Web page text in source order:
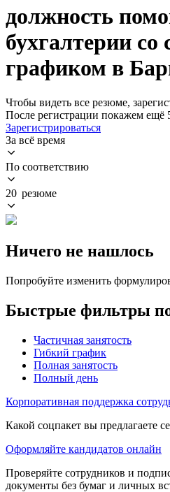
должность
бухгалтерии
графиком в
Чтобы видеть все резюме,
После регистрации покажем ещё
Зарегистрироваться
За всё время
По соответствию
20 резюме
Ничего не нашлось
Попробуйте изменить
Быстрые фильтры
Частичная занятость
Гибкий график
Полная занятость
Полный день
Корпоративная поддержка
Какой соцпакет вы предлагаете
Оформляйте кандидатов онлайн
Проверяйте сотрудников и
документы без бумаг и личных